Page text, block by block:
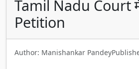
Tamil Nadu Court
Petition
Author: Manishankar Pandey